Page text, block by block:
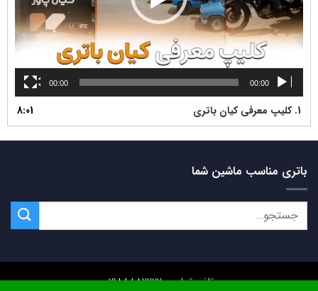
00:00
00:00
1. کلیپ معرفی کیان باتری 8:01
باتری مناسب ماشین شما
تلفن تماس: 02188882222